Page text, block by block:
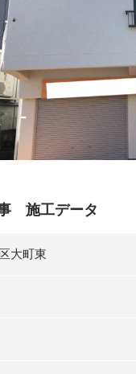
施工データ
大町東